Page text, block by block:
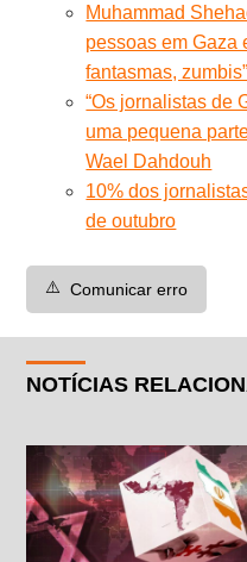
Muhammad
pessoas em Gaza
fantasmas, zumbis”
“Os jornalistas de
uma pequena
Wael Dahdouh
10% dos
de outubro
⚠️ Comunicar erro
NOTÍCIAS